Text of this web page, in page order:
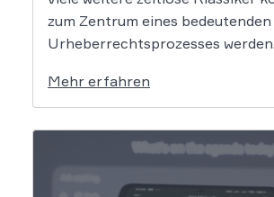
zum Zentrum eines bedeutenden
Urheberrechtsprozesses
will die Rechte ihrer Mitglieder
Dem Unternehmen hinter der
Musik-App werden massive
Urheberrechtsverletzungen
Mehr erfahren